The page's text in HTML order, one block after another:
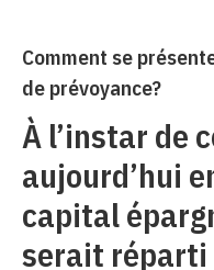
Comment se
de prévoyance?
À l’instar de
aujourd’hui
capital
serait réparti